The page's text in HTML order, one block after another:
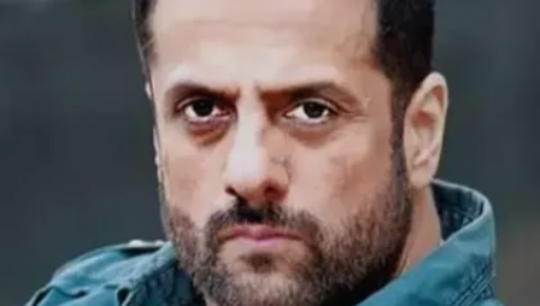
इन्होंने 1 भी हिट नहीं दी। अब ये वापसी कर रहे हैं।
Image credits: INSTAGRAM